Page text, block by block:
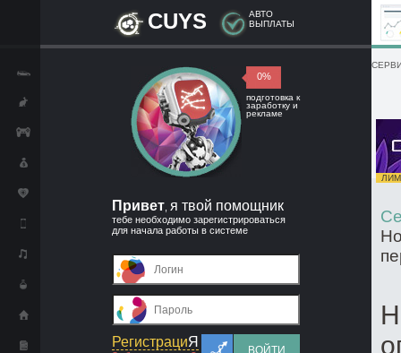
CUYS
АВТО
ВЫПЛАТЫ
0%
подготовка к
заработку и
рекламе
Привет я твой помощник
тебе необходимо зарегистрироваться
для начала работы в системе
РегистрациЯ
ВОЙТИ